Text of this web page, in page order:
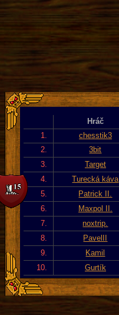
Hráč
1.
chesstik3
2.
3bit
3.
Target
4.
Turecká káva
5.
Patrick II.
6.
Maxpol II.
7.
noxtrip.
8.
PavelII
9.
Kamil
10.
Gurtík